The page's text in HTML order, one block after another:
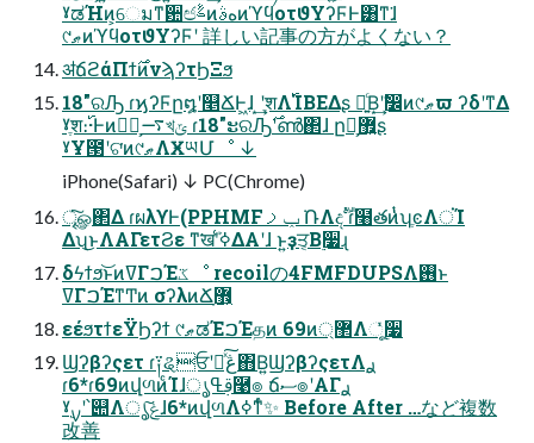
ˠಡΉͷ͕େมͳ਺ඦࣈͷهࣄͷϓϥοτϑΥʔϜͰ͸ͳ͘ɺ
୯ޠͷϓϥοτϑΥʔϜʹ 詳しい記事の方がよくない？
ॳճϩάΠϯ࣌ͷνϡʔτϦΞϧ
18"ରԠ ɾϗʔϜը໘ʹ௥ՃͰ͖ɺ ͙͢ʹֶशΛ࢝ΊΒΕΔʂ ։͍ͨΒ͙͢ʹࣗ෼ͷ୯ޠϖ ʔδʹͳΔ
ˠֶश։࢝·Ͱͷ࿑ྗ͕࠷খݶ ɾ18"ະରԠ࣌ʹൺ΂ɺ ը໘͕޿͍ʂ
ˠҰ౓ʹଟ͘ͷ୯ޠΛӾཡՄೳ ↓
iPhone(Safari) ↓ PC(Chrome)
ৄ͘͠ௐ΂Δ ɾผλϒͰ(PPHMFݕࡧ ݁ՌΛදࣔ ɾ໨తͷ̍ͭʮֶͼΛਂΊ
Δʯ͜ͱΛΑΓετϨε ͳ͘खܰʹߦ͑ΔΑ͏ʹɺ ͱ͍͏ҙਤ͔Β࣮૷ɻ
δϟϯϧ͝ͱͷߜΓࠐΈػೳ recoilの4FMFDUPSΛ࢖͏ͱ
ߜΓࠐΈͳͲͷ σʔλͷՃ޻ָ͕
εέϧτϯεΫϦʔϯ ୯ޠಡΈࠐΈதͷ 69ͷ޲্Λૂ࣮ͬͯ૷
Ϣʔβʔςετ ɾ༑ୡਓʹڠྗͯ͠΋Β͍ϢʔβʔςετΛ࣮ࢪ
ɾ6*ɾ69ͷվળͷͨΊɺࢥߟൃ࿩๏ ճސ๏ʹΑΓ࣮ࢪ
ˠ࣮ࡍʹ՝୊Λൃݟ͠ɺ6*ͷվળΛߦͳͬͨ✨ Before After …など複数
改善